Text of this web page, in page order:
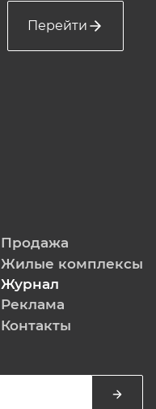
Перейти
Продажа
Жилые комплексы
Журнал
Реклама
Контакты